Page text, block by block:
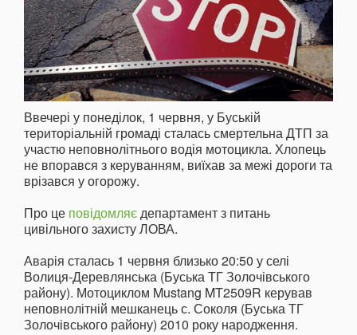
Ввечері у понеділок, 1 червня, у Буській
територіальній громаді сталась смертельна ДТП за
участю неповнолітнього водія мотоцикла. Хлопець
не впорався з керуванням, виїхав за межі дороги та
врізався у огорожу.
Про це повідомляєдепартамент з питань
цивільного захисту ЛОВА.
Аварія сталась 1 червня близько 20:50 у селі
Волиця-Деревлянська (Буська ТГ Золочівського
району). Мотоциклом Mustang MT2509R керував
неповнолітній мешканець с. Соколя (Буська ТГ
Золочівського району) 2010 року народження.